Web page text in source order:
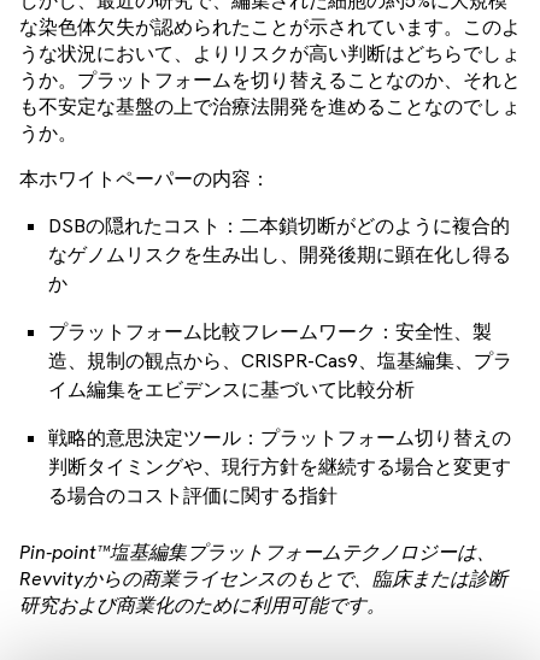
な染色体欠失が認められたことが示されています。このよ
うな状況において、よりリスクが高い判断はどちらでしょ
うか。プラットフォームを切り替えることなのか、それと
も不安定な基盤の上で治療法開発を進めることなのでしょ
うか。
本ホワイトペーパーの内容：
DSBの隠れたコスト：二本鎖切断がどのように複合的
なゲノムリスクを生み出し、開発後期に顕在化し得る
か
プラットフォーム比較フレームワーク：安全性、製
造、規制の観点から、CRISPR-Cas9、塩基編集、プラ
イム編集をエビデンスに基づいて比較分析
戦略的意思決定ツール：プラットフォーム切り替えの
判断タイミングや、現行方針を継続する場合と変更す
る場合のコスト評価に関する指針
Pin-point™塩基編集プラットフォームテクノロジーは、
Revvityからの商業ライセンスのもとで、臨床または診断
研究および商業化のために利用可能です。